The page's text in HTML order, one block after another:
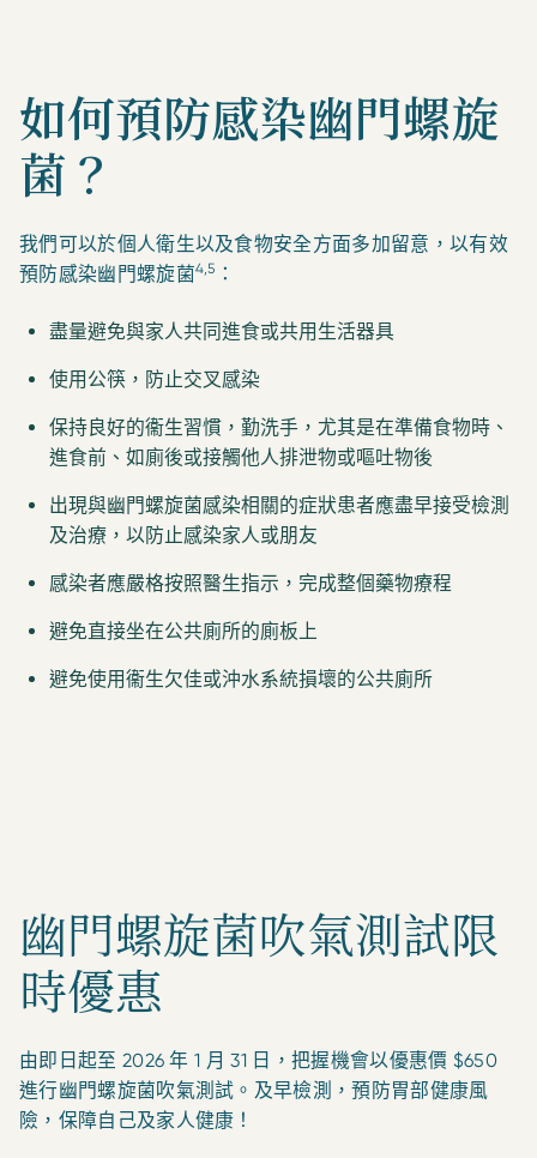
如何預防感染幽門螺旋
菌？
我們可以於個人衛生以及食物安全方面多加留意，以有效
預防感染幽門螺旋菌4,5 ：
盡量避免與家人共同進食或共用生活器具
使用公筷，防止交叉感染
保持良好的衞生習慣，勤洗手，尤其是在準備食物時、
進食前、如廁後或接觸他人排泄物或嘔吐物後
出現與幽門螺旋菌感染相關的症狀患者應盡早接受檢測
及治療，以防止感染家人或朋友
感染者應嚴格按照醫生指示，完成整個藥物療程
避免直接坐在公共廁所的廁板上
避免使用衞生欠佳或沖水系統損壞的公共廁所
幽門螺旋菌吹氣測試限
時優惠
由即日起至 2026 年 1 月 31 日，把握機會以優惠價 $650
進行幽門螺旋菌吹氣測試。及早檢測，預防胃部健康風
險，保障自己及家人健康！